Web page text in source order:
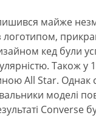
майже
логотипом,
кед були
Також у
All Star. Однак
моделі